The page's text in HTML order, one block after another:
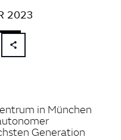
2023
FACEBOOK
SHAREin München
Generation